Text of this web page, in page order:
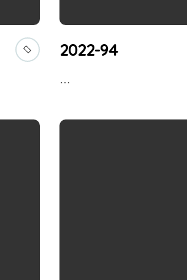
2022-94
…